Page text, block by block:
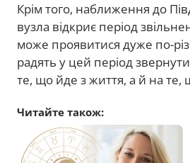
Крім того, наближення до
вузла відкриє період
може проявитися дуже по-
радять у цей період
те, що йде з життя, а й на
Читайте також: